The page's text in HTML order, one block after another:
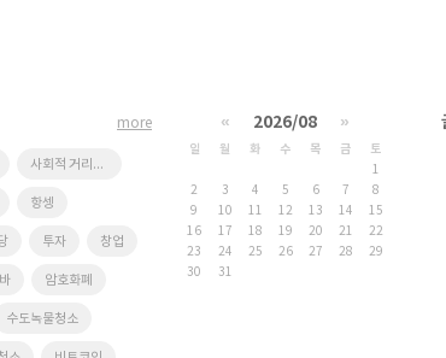
사회적 거리두기
항셍
투자 창업
암호화폐
수도녹물청소
more « 2026/08 »
일 월 화 수 목 금
토
1
2
3 4 5 6 7
8
9
10 11 12 13 14
15
16
17 18 19 20 21
22
23
24 25 26 27 28
29
30
31